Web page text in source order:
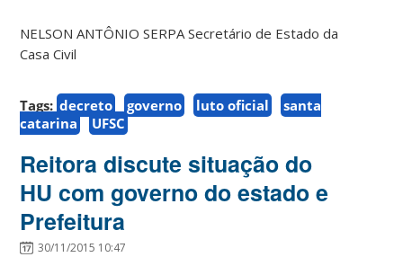
NELSON ANTÔNIO SERPA Secretário de Estado da
Casa Civil
Tags: decreto governo luto oficial
santa
catarina
UFSC
Reitora discute situação do
HU com governo do estado e
Prefeitura
30/11/2015 10:47